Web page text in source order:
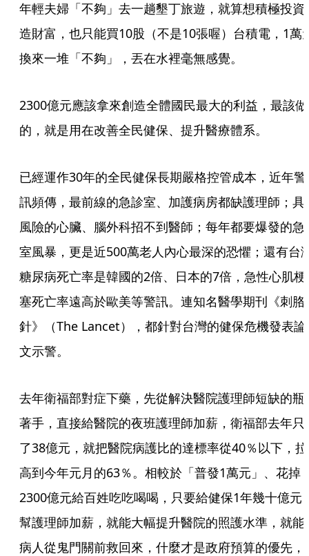
年輕夫婦「不夠」去一趟墾丁旅遊，就算想積極投資
造財富，也只能買10股（不是10張喔）台積電，1萬
換來一堆「不夠」，丟在水裡毫無感覺。
2300億元應該拿來創造全體國民最大的利益，最該做
的，就是用在改善全民健保、提升醫療體系。
已經運作30年的全民健保長期嚴格控管成本，近年警
訊頻傳，最前線的急診室、加護病房都缺護理師；具
風險的心臟、腦外科招不到醫師；每年都要爆發的急
室風暴，更是近500萬老人內心最深的恐懼；還有台
糖尿病死亡率是韓國的2倍、日本的7倍，急性心肌梗
塞死亡率遠高於歐美等警訊。連知名醫學期刊《刺胳
針》（The Lancet），都針對台灣的健保危機發表論
文示警。
去年衛福部對症下藥，先從解決醫院護理師短缺的瓶
著手，直接給醫院的夜班護理師加薪，衛福部去年只
了38億元，就把醫院病護比的達標率從40％以下，拉
高到今年元月的63％。相較於「普發1萬元」、花掉
2300億元給百姓吃吃喝喝，只要給健保1年幾十億元
幫護理師加薪，就能大幅提升醫院的照護水準，就能
病人從鬼門關前救回來，什麼才是政府預算的優先，